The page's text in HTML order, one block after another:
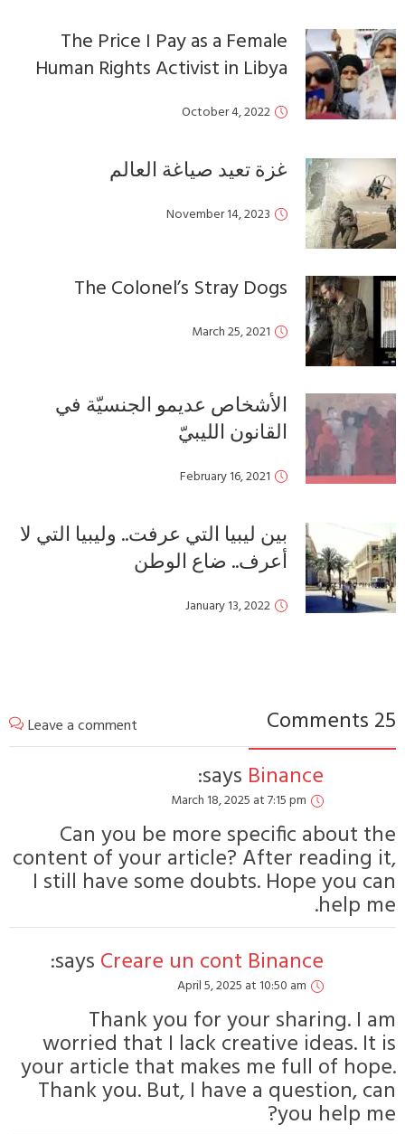
The Price I Pay as a Female
Human Rights Activist in Libya
October 4, 2022
غزة تعيد صياغة العالم
November 14, 2023
The Colonel’s Stray Dogs
March 25, 2021
الأشخاص عديمو الجنسيّة في
القانون الليبيّ
February 16, 2021
بين ليبيا التي عرفت.. وليبيا التي لا
أعرف.. ضاع الوطن
January 13, 2022
25
Leave a comment
Binance
says:
March 18, 2025 at 7:15 pm
Can you be more specific about
content of your article? After reading
I still have some doubts. Hope you
help
Creare un cont Binance
says:
April 5, 2025 at 10:50 am
Thank you for your sharing. I
worried that I lack creative ideas. It
your article that makes me full of
Thank you. But, I have a question,
you help